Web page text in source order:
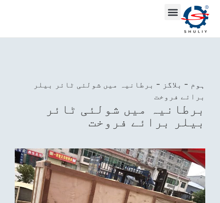
ہوم - بلاگز - برطانیہ میں شولئی ٹائر بیلر
برائے فروخت
برطانیہ میں شولئی ٹائر
بیلر برائے فروخت